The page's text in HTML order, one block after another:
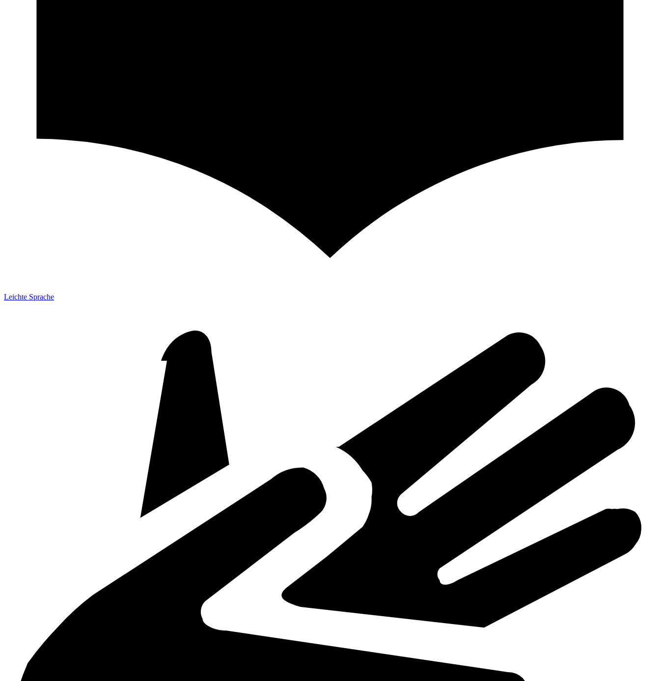
Leichte Sprache